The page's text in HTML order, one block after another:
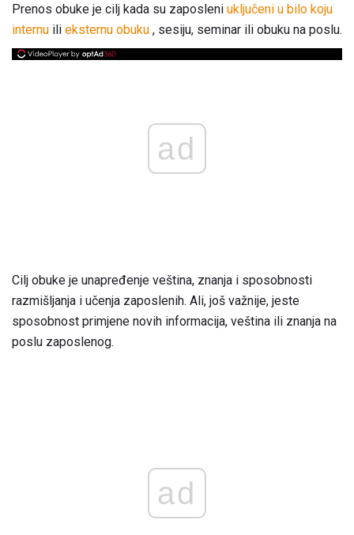
Prenos obuke je cilj kada su zaposleni uključeni u bilo koju
internu ili eksternu obuku , sesiju, seminar ili obuku na poslu.
ad
Cilj obuke je unapređenje veština, znanja i sposobnosti
razmišljanja i učenja zaposlenih. Ali, još važnije, jeste
sposobnost primjene novih informacija, veština ili znanja na
poslu zaposlenog.
ad